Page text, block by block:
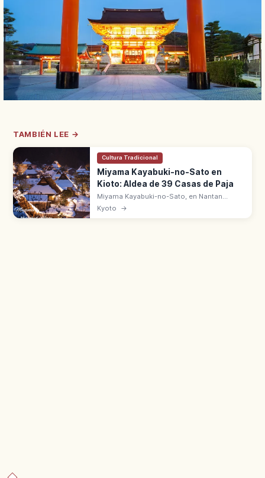
TAMBIÉN LEE →
Cultura Tradicional
Miyama Kayabuki-no-Sato en
Kioto: Aldea de 39 Casas de Paja
Miyama Kayabuki-no-Sato, en Nantan
(Kioto), conserva 39 casas tradicionales
con techo de paja. Estilo Kitayama, Distrito
Kyoto →